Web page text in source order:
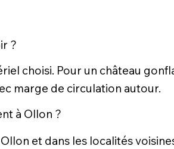
?
choisi. Pour un château
marge de circulation autour.
à Ollon ?
et dans les localités